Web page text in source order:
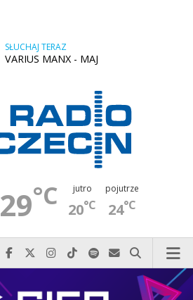
SŁUCHAJ TERAZ
VARIUS MANX - MAJ
29°C jutro
20°C
pojutrze
24°C
Najlepiej po prostu do nas zadzwoń
Odwiedź nas na Facebook-u
Odwiedź nas na X
Odwiedź nas na Instagram-ie
Odwiedź nas na TikTok-u
Szukaj nas na Spotify
Wyślij do nas
Szukaj